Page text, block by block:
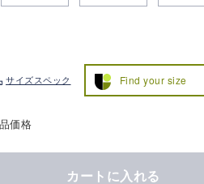
サイズスペック Find your size
価格
カートに入れる